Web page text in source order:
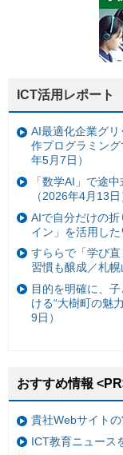
ICT活用レポート
AI最適化企業グ
作プログラミン
年5月7日）
「数学AI」で途
（2026年4月13日
AIで自分だけの
イン」を活用し
すららで「学び
習慣も醸成／札
目的を明確に、
ける“大樹町の魅
9日）
おすすめ情報
貴社Webサイトの
ICT教育ニュース